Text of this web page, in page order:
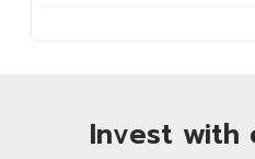
Invest with